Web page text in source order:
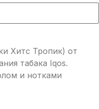
935,00 ₽.
Хитс Тропик) от
табака Iqos.
и нотками